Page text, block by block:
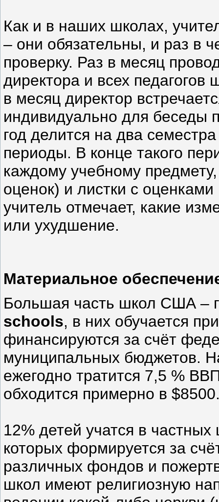
Как и в наших школах,
– они обязательны, и раз в
проверку. Раз в месяц
директора и всех
в месяц директор
индивидуально для беседы
год делится на два
периоды. В конце такого
каждому учебному
оценок) и листки с
учитель отмечает, какие
или ухудшение.
Материальное
Большая часть школ США –
schools, в них обучается
финансируются за счёт
муниципальных бюджетов.
ежегодно тратится 7,5 %
обходится примерно в
12% детей учатся в
которых формируется за
различных фондов и
школ имеют религиозную